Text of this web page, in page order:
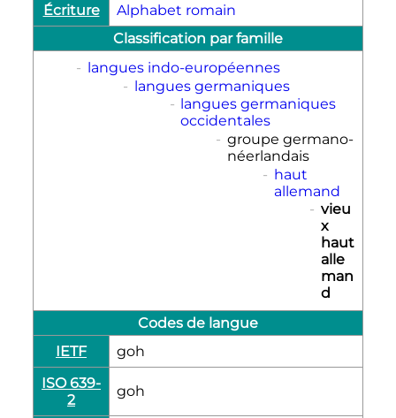
Écriture
Alphabet romain
Classification par famille
-
langues indo-européennes
- langues germaniques
-
langues germaniques
occidentales
- groupe germano-
néerlandais
- haut
allemand
- vieu
x
haut
alle
man
d
Codes de langue
IETF
goh
ISO 639-
2
goh